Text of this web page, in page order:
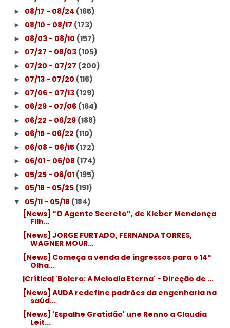
► 08/17 - 08/24 (165)
► 08/10 - 08/17 (173)
► 08/03 - 08/10 (157)
► 07/27 - 08/03 (105)
► 07/20 - 07/27 (200)
► 07/13 - 07/20 (116)
► 07/06 - 07/13 (129)
► 06/29 - 07/06 (164)
► 06/22 - 06/29 (188)
► 06/15 - 06/22 (110)
► 06/08 - 06/15 (172)
► 06/01 - 06/08 (174)
► 05/25 - 06/01 (195)
► 05/18 - 05/25 (191)
▼ 05/11 - 05/18 (184)
[News] “O Agente Secreto”, de Kleber Mendonça
Filh...
[News] JORGE FURTADO, FERNANDA TORRES,
WAGNER MOUR...
[News] Começa a venda de ingressos para o 14º
Olha...
|Crítica| 'Bolero: A Melodia Eterna' - Direção de ...
[News] AUDA redefine padrões da engenharia na
saúd...
[News] 'Espalhe Gratidão' une Renno a Claudia
Leit...